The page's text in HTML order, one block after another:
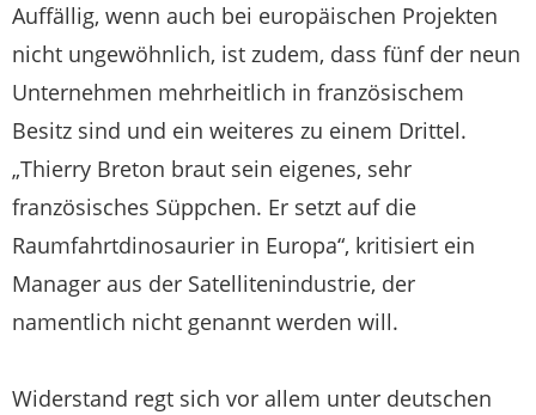
Auffällig, wenn auch bei europäischen Projekten
nicht ungewöhnlich, ist zudem, dass fünf der neun
Unternehmen mehrheitlich in französischem
Besitz sind und ein weiteres zu einem Drittel.
„Thierry Breton braut sein eigenes, sehr
französisches Süppchen. Er setzt auf die
Raumfahrtdinosaurier in Europa“, kritisiert ein
Manager aus der Satellitenindustrie, der
namentlich nicht genannt werden will.
Widerstand regt sich vor allem unter deutschen